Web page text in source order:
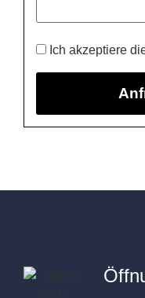
Ich akzeptiere